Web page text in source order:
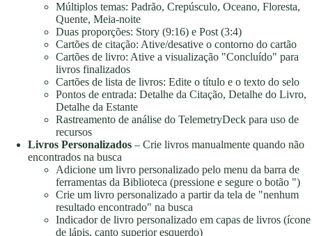
Múltiplos temas: Padrão, Crepúsculo, Oceano, Floresta,
Quente, Meia-noite
Duas proporções: Story (9:16) e Post (3:4)
Cartões de citação: Ative/desative o contorno do cartão
Cartões de livro: Ative a visualização "Concluído" para
livros finalizados
Cartões de lista de livros: Edite o título e o texto do selo
Pontos de entrada: Detalhe da Citação, Detalhe do Livro,
Detalhe da Estante
Rastreamento de análise do TelemetryDeck para uso de
recursos
Livros Personalizados – Crie livros manualmente quando não
encontrados na busca
Adicione um livro personalizado pelo menu da barra de
ferramentas da Biblioteca (pressione e segure o botão ")
Crie um livro personalizado a partir da tela de "nenhum
resultado encontrado" na busca
Indicador de livro personalizado em capas de livros (ícone
de lápis, canto superior esquerdo)